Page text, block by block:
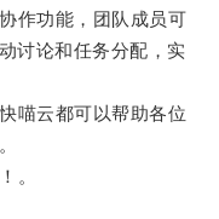
功能，团队成员可
讨论和任务分配，实
云都可以帮助各位
。